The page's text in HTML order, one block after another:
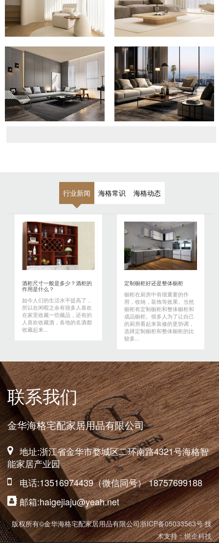
行业新闻 海格常识 海格动态
酒柜尺寸一般是多少？酒柜的
作用是什么？
如今人们的生活水平提高了，
所以在闲暇之余有很多人喜欢
在家里收藏一些藏品，还有的
人喜欢收藏酒，各地的名酒都
收藏起来...
定制橱柜好还是整体橱柜
橱柜在厨房中有很重要的作
用，收纳，装饰等效果。当然
橱柜有定制橱柜和整体橱柜和
成品橱柜。很多人为了让自己
的厨房看起来装修的更协调，
选择定制橱柜和整体橱柜的比
较多...
联系我们
金华海格宅配家居用品有限公司
地址:浙江省金华市婺城区二环南路4321号海格智
能家居产业园
电话:13516974439（微信同号） 18757699188
邮箱:haigejiaju@yeah.net
版权所有©金华海格宅配家居用品有限公司浙ICP备05033563号技
术支持：悦企科技